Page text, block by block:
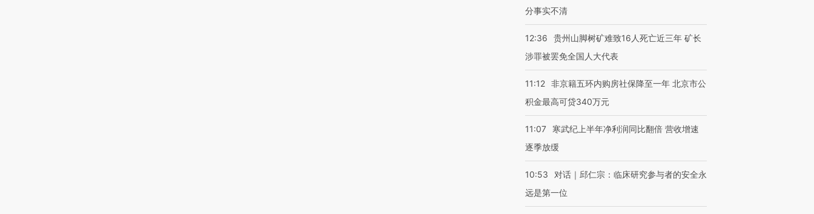
分事实不清
12:36
贵州山脚树矿难致16人死亡近三年 矿长
涉罪被罢免全国人大代表
11:12 非京籍五环内购房社保降至一年 北京市公
积金最高可贷340万元
11:07
寒武纪上半年净利润同比翻倍 营收增速
逐季放缓
10:53
对话｜邱仁宗：临床研究参与者的安全永
远是第一位